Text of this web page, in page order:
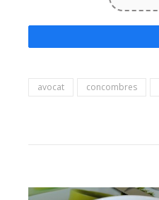
avocat concombres